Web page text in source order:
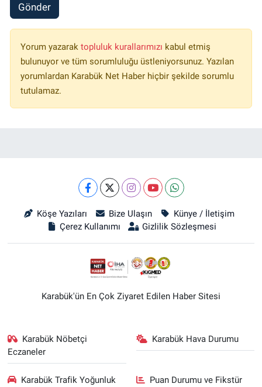
Gönder
Yorum yazarak topluluk kurallarımızı kabul etmiş
bulunuyor ve tüm sorumluluğu üstleniyorsunuz. Yazılan
yorumlardan Karabük Net Haber hiçbir şekilde sorumlu
tutulamaz.
Köşe Yazıları Bize Ulaşın
Künye / İletişim
Çerez Kullanımı
Gizlilik Sözleşmesi
Karabük'ün En Çok Ziyaret Edilen Haber Sitesi
Karabük Nöbetçi
Eczaneler
Karabük Hava Durumu
Karabük Trafik Yoğunluk
Puan Durumu ve Fikstür